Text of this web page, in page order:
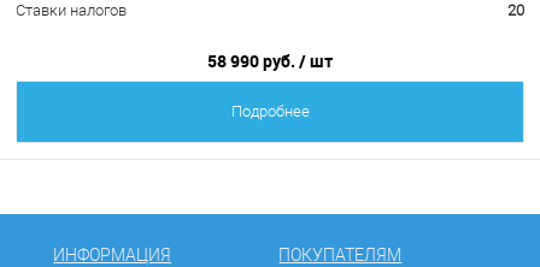
Ставки налогов
20
58 990 руб. / шт
Подробнее
ИНФОРМАЦИЯ
ПОКУПАТЕЛЯМ